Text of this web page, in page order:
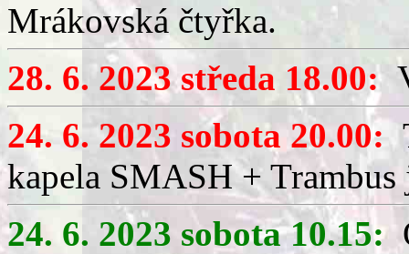
Mrákovská čtyřka.
28. 6. 2023 středa 18.00:
24. 6. 2023 sobota 20.00:
kapela SMASH + Trambus
24. 6. 2023 sobota 10.15: